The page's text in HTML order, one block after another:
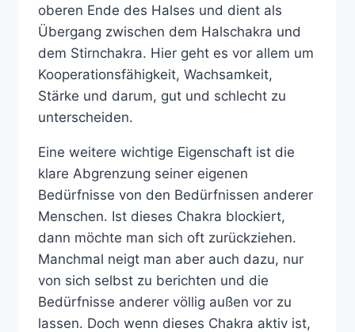
oberen Ende des Halses und dient als
Übergang zwischen dem Halschakra und
dem Stirnchakra. Hier geht es vor allem um
Kooperationsfähigkeit, Wachsamkeit,
Stärke und darum, gut und schlecht zu
unterscheiden.
Eine weitere wichtige Eigenschaft ist die
klare Abgrenzung seiner eigenen
Bedürfnisse von den Bedürfnissen anderer
Menschen. Ist dieses Chakra blockiert,
dann möchte man sich oft zurückziehen.
Manchmal neigt man aber auch dazu, nur
von sich selbst zu berichten und die
Bedürfnisse anderer völlig außen vor zu
lassen. Doch wenn dieses Chakra aktiv ist,